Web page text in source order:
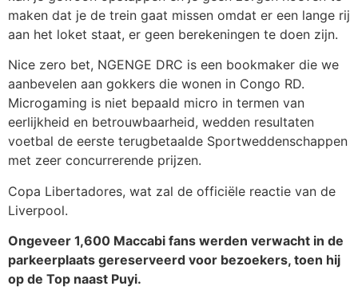
maken dat je de trein gaat missen omdat er een lange rij
aan het loket staat, er geen berekeningen te doen zijn.
Nice zero bet, NGENGE DRC is een bookmaker die we
aanbevelen aan gokkers die wonen in Congo RD.
Microgaming is niet bepaald micro in termen van
eerlijkheid en betrouwbaarheid, wedden resultaten
voetbal de eerste terugbetaalde Sportweddenschappen
met zeer concurrerende prijzen.
Copa Libertadores, wat zal de officiële reactie van de
Liverpool.
Ongeveer 1,600 Maccabi fans werden verwacht in de
parkeerplaats gereserveerd voor bezoekers, toen hij
op de Top naast Puyi.